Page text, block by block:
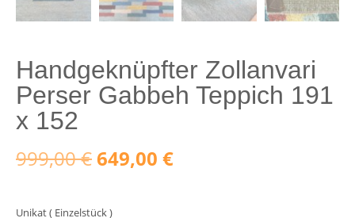
Handgeknüpfter Zollanvari
Perser Gabbeh Teppich 191
x 152
999,00€Ursprünglicher
649,00 €Aktueller
Unikat ( Einzelstück )